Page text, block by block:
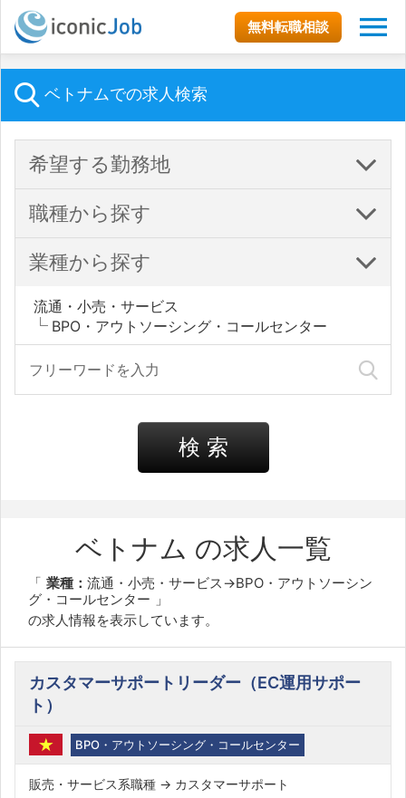
無料転職相談
ベトナムでの求人検索
希望する勤務地
職種から探す
業種から探す
流通・小売・サービス
BPO・アウトソーシング・コールセンター
検 索
ベトナム の求人一覧
業種： 流通・小売・サービス→BPO・アウトソーシン
グ・コールセンター
の求人情報を表示しています。
カスタマーサポートリーダー（EC運用サポー
ト）
BPO・アウトソーシング・コールセンター
販売・サービス系職種 → カスタマーサポート